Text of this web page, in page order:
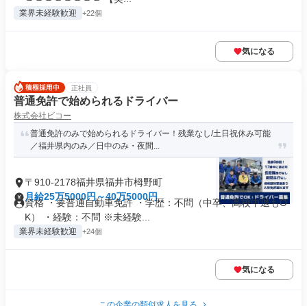
業界未経験歓迎 +22個
気になる
正社員
普通免許で始められるドライバー
株式会社ビコー
普通免許のみで始められるドライバー！残業なし/土日祝休み可能
／福井県内のみ／日中のみ・夜間...
〒910-2178福井県福井市栂野町
月給25万5000円～40万5000円
資格 ・要普通自動車免許 ・学歴：不問（中卒、高校中退もO
K） ・経験：不問 ※未経験...
業界未経験歓迎 +24個
気になる